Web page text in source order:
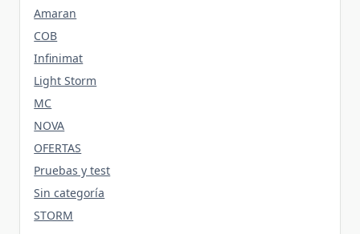
Amaran
COB
Infinimat
Light Storm
MC
NOVA
OFERTAS
Pruebas y test
Sin categoría
STORM